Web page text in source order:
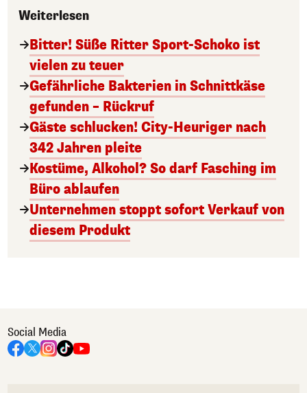
Weiterlesen
Bitter! Süße Ritter Sport-Schoko ist
vielen zu teuer
Gefährliche Bakterien in Schnittkäse
gefunden – Rückruf
Gäste schlucken! City-Heuriger nach
342 Jahren pleite
Kostüme, Alkohol? So darf Fasching im
Büro ablaufen
Unternehmen stoppt sofort Verkauf von
diesem Produkt
Social Media